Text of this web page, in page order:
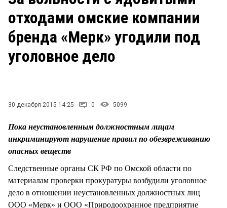
ЗАКОН
НОВОСТИ КОМПАНИЙ Блоги
Архив
отходами омские компании
бренда «Мерк» угодили под
уголовное дело
30 декабря 2015 14:25 0 5099
Пока неустановленным должностным лицам
инкриминируют нарушение правил по обезвреживанию
опасных веществ
Следственные органы СК РФ по Омской области по
материалам проверки прокуратуры возбудили уголовное
дело в отношении неустановленных должностных лиц
ООО «Мерк» и ООО «Природоохранное предприятие